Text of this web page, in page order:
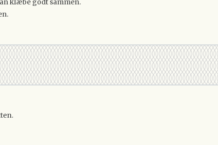
klæbe godt sammen.